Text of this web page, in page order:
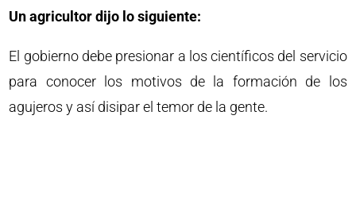
Un agricultor dijo lo siguiente:
El gobierno debe presionar a los científicos del servicio
para conocer los motivos de la formación de los
agujeros y así disipar el temor de la gente.